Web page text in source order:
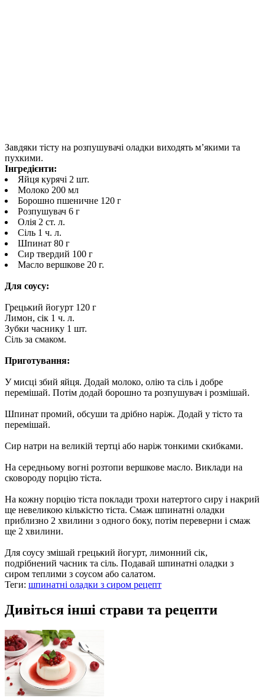
Завдяки тісту на розпушувачі оладки виходять м’якими та
пухкими.
Інгредієнти:
Яйця курячі 2 шт.
Молоко 200 мл
Борошно пшеничне 120 г
Розпушувач 6 г
Олія 2 ст. л.
Сіль 1 ч. л.
Шпинат 80 г
Сир твердий 100 г
Масло вершкове 20 г.
Для соусу:
Грецький йогурт 120 г
Лимон, сік 1 ч. л.
Зубки часнику 1 шт.
Сіль за смаком.
Приготування:
У мисці збий яйця. Додай молоко, олію та сіль і добре
перемішай. Потім додай борошно та розпушувач і розмішай.
Шпинат промий, обсуши та дрібно наріж. Додай у тісто та
перемішай.
Сир натри на великій тертці або наріж тонкими скибками.
На середньому вогні розтопи вершкове масло. Виклади на
сковороду порцію тіста.
На кожну порцію тіста поклади трохи натертого сиру і накрий
ще невеликою кількістю тіста. Смаж шпинатні оладки
приблизно 2 хвилини з одного боку, потім переверни і смаж
ще 2 хвилини.
Для соусу змішай грецький йогурт, лимонний сік,
подрібнений часник та сіль. Подавай шпинатні оладки з
сиром теплими з соусом або салатом.
Теги: шпинатні оладки з сиром рецепт
Дивіться інші страви та рецепти